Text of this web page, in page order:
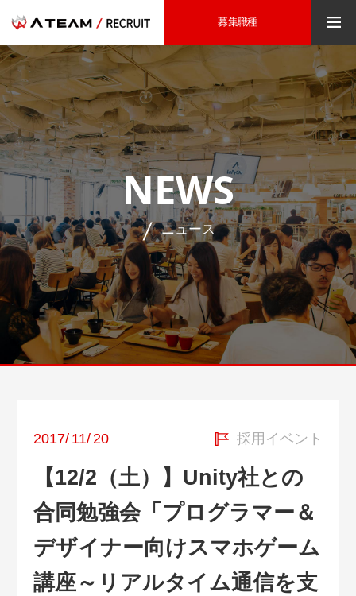
募集職種
NEWS
ニュース
採用イベント
2017/ 11/20
【12/2（土）】Unity社との
合同勉強会「プログラマー＆
デザイナー向けスマホゲーム
講座～リアルタイム通信を支